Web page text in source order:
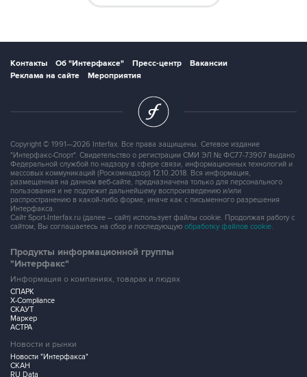
Контакты Об "Интерфаксе" Пресс-центр
Вакансии
Реклама на сайте
Мероприятия
Copyright © 1991—2026 Interfax. Все права защищены. Сетевое издание
"Интерфакс-Спорт". Свидетельство о регистрации СМИ ЭЛ № ФС77-73907 выдано
Федеральной службой по надзору в сфере связи, информационных технологий и
массовых коммуникаций (Роскомнадзор) 12.10.2018. Вся информация,
размещенная на данном веб-сайте, предназначена только для персонального
пользования и не подлежит дальнейшему воспроизведению и/или
распространению в какой-либо форме, иначе как с письменного разрешения
Интерфакса.
Сайт Sport-Interfax.ru (далее – сайт) использует файлы cookie. Продолжая работу с
сайтом, Вы соглашаетесь на сбор и последующую обработку файлов cookie.
Продукты информационной группы
"Интерфакс"
Информация о компаниях, товарах и людях
СПАРК
X-Compliance
СКАУТ
Маркер
АСТРА
Новости и рынки
Новости "Интерфакса"
СКАН
RU Data